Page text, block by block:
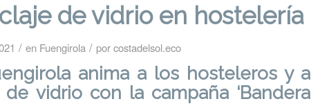
de vidrio en hostelería
/ en Fuengirola / porcostadelsol.eco
anima a los hosteleros y a
vidrio con la campaña ‘Bandera